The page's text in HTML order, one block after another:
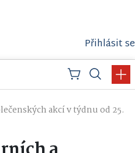
Přihlásit se
akcí v týdnu od 25.